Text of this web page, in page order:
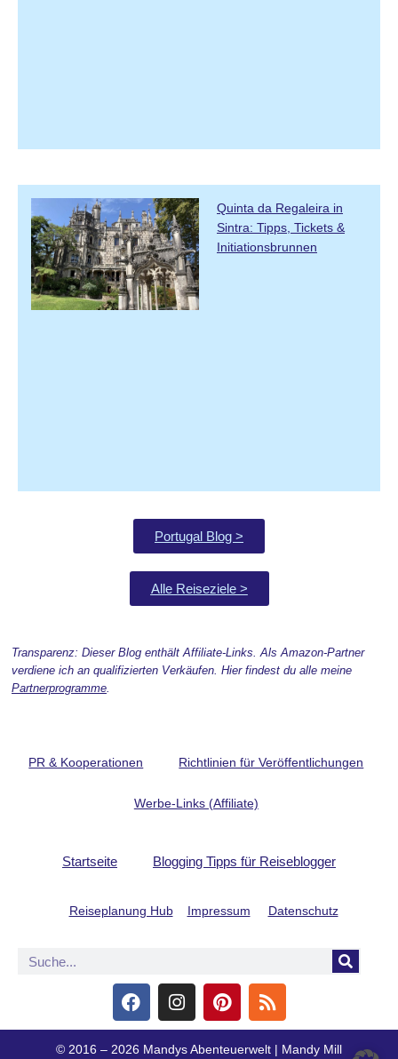
Quinta da Regaleira in
Sintra: Tipps, Tickets &
Initiationsbrunnen
Portugal Blog >
Alle Reiseziele >
Transparenz: Dieser Blog enthält Affiliate-Links. Als Amazon-Partner
verdiene ich an qualifizierten Verkäufen. Hier findest du alle meine
Partnerprogramme.
PR & Kooperationen Richtlinien für Veröffentlichungen
Werbe-Links (Affiliate)
Startseite Blogging Tipps für Reiseblogger
Reiseplanung Hub Impressum Datenschutz
© 2016 – 2026 Mandys Abenteuerwelt | Mandy Mill